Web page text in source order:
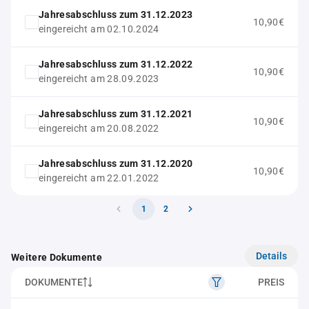
Jahresabschluss zum 31.12.2023
eingereicht am 02.10.2024
10,90€
Jahresabschluss zum 31.12.2022
eingereicht am 28.09.2023
10,90€
Jahresabschluss zum 31.12.2021
eingereicht am 20.08.2022
10,90€
Jahresabschluss zum 31.12.2020
eingereicht am 22.01.2022
10,90€
1 2
Weitere Dokumente Details
DOKUMENTE PREIS